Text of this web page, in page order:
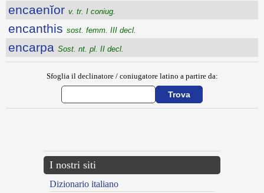
encaenĭor v. tr. I coniug.
encanthis sost. femm. III decl.
encarpa Sost. nt. pl. II decl.
Sfoglia il declinatore / coniugatore latino a partire da:
I nostri siti
Dizionario italiano